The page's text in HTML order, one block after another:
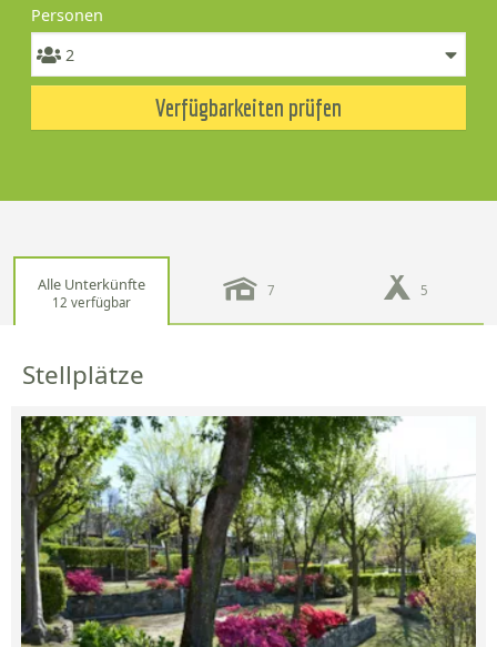
Personen
Verfügbarkeiten prüfen
Alle Unterkünfte
12 verfügbar
7 5
Stellplätze